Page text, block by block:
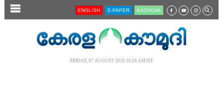
SECTIONS ENGLISH E-PAPER KĀZHCHA
FRIDAY, 07 AUGUST 2026 10.26 AM IST